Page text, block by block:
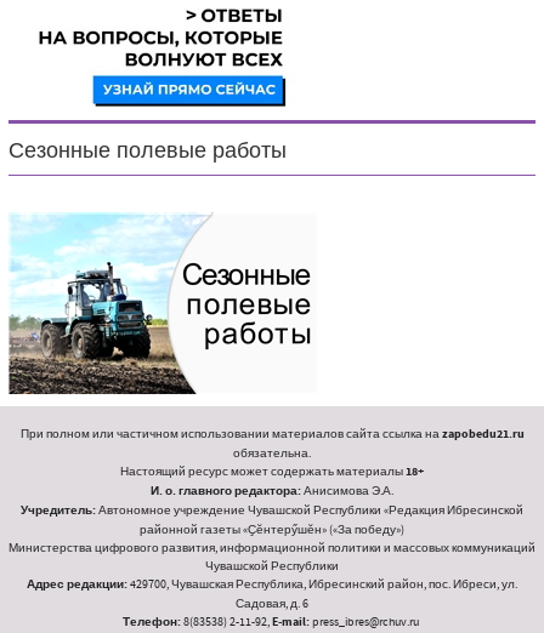
Сезонные полевые работы
При полном или частичном использовании материалов сайта ссылка наzapobedu21.ru
обязательна.
Настоящий ресурс может содержать материалы18+
И. о. главного редактора:Анисимова Э.А.
Учредитель:Автономное учреждение Чувашской Республики «Редакция Ибресинской
районной газеты «Ҫӗнтерӳшӗн» («За победу»)
Министерства цифрового развития, информационной политики и массовых коммуникаций
Чувашской Республики
Адрес редакции:429700, Чувашская Республика, Ибресинский район, пос. Ибреси, ул.
Садовая, д. 6
Телефон:8(83538) 2-11-92,E-mail:press_ibres@rchuv.ru